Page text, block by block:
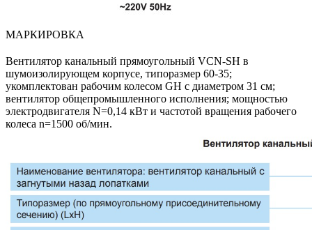
МАРКИРОВКА
Вентилятор канальный прямоугольный VCN-SH в
шумоизолирующем корпусе, типоразмер 60-35;
укомплектован рабочим колесом GH с диаметром 31 cм;
вентилятор общепромышленного исполнения; мощностью
электродвигателя N=0,14 кВт и частотой вращения рабочего
колеса n=1500 об/мин.